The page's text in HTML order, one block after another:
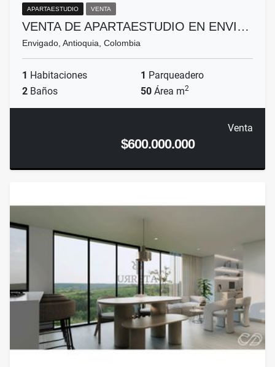
APARTAESTUDIO VENTA
VENTA DE APARTAESTUDIO EN ENVI…
Envigado, Antioquia, Colombia
1 Habitaciones 1 Parqueadero
2 Baños 50 Área m2
Venta
$600.000.000